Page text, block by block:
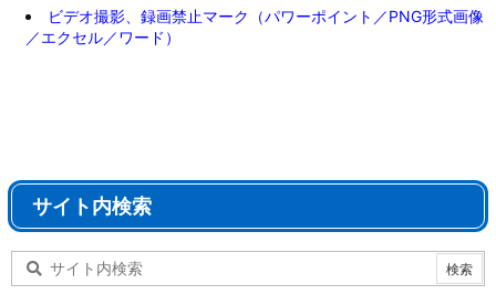
ビデオ撮影、録画禁止マーク（パワーポイント／PNG形式画像
／エクセル／ワード）
サイト内検索